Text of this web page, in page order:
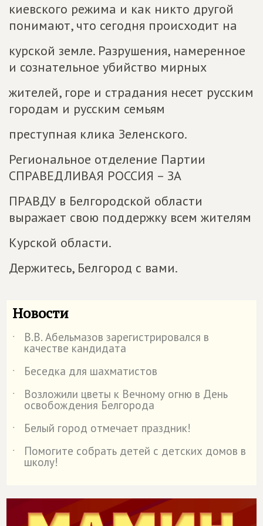
киевского режима и как никто другой
понимают, что сегодня происходит на
курской земле. Разрушения, намеренное
и сознательное убийство мирных
жителей, горе и страдания несет русским
городам и русским семьям
преступная клика Зеленского.
Региональное отделение Партии
СПРАВЕДЛИВАЯ РОССИЯ – ЗА
ПРАВДУ в Белгородской области
выражает свою поддержку всем жителям
Курской области.
Держитесь, Белгород с вами.
Новости
˙ В.В. Абельмазов зарегистрировался в
качестве кандидата
˙
Беседка для шахматистов
˙
Возложили цветы к Вечному огню в День
освобождения Белгорода
˙
Белый город отмечает праздник!
˙
Помогите собрать детей с детских домов в
школу!